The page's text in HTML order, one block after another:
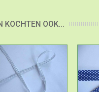
KOCHTEN OOK...